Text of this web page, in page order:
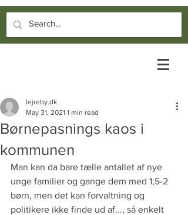
Børnepasnings kaos i
kommunen
lejreby.dk
May 31, 2021 1 min read
Man kan da bare tælle antallet af nye
unge familier og gange dem med 1,5-2
børn, men det kan forvaltning og
politikere ikke finde ud af..., så enkelt